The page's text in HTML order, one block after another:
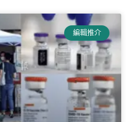
編輯推介